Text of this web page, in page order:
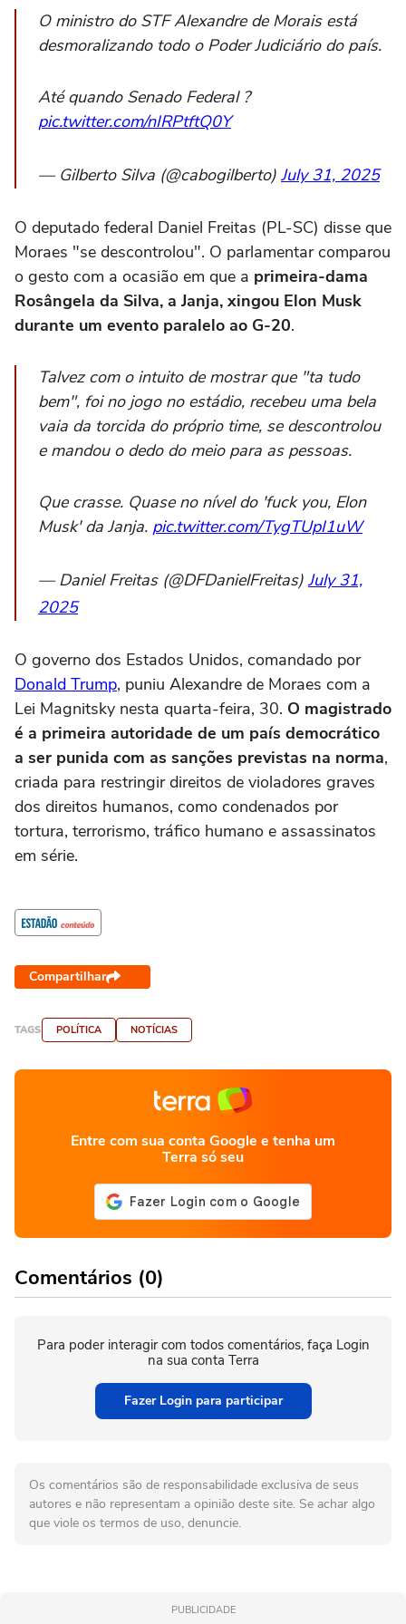
O ministro do STF Alexandre de Morais está
desmoralizando todo o Poder Judiciário do país.
Até quando Senado Federal ?
pic.twitter.com/nIRPtftQ0Y
— Gilberto Silva (@cabogilberto) July 31, 2025
O deputado federal Daniel Freitas (PL-SC) disse que
Moraes "se descontrolou". O parlamentar comparou
o gesto com a ocasião em que a primeira-dama
Rosângela da Silva, a Janja, xingou Elon Musk
durante um evento paralelo ao G-20.
Talvez com o intuito de mostrar que "ta tudo
bem", foi no jogo no estádio, recebeu uma bela
vaia da torcida do próprio time, se descontrolou
e mandou o dedo do meio para as pessoas.
Que crasse. Quase no nível do 'fuck you, Elon
Musk' da Janja. pic.twitter.com/TygTUpI1uW
— Daniel Freitas (@DFDanielFreitas) July 31,
2025
O governo dos Estados Unidos, comandado por
Donald Trump, puniu Alexandre de Moraes com a
Lei Magnitsky nesta quarta-feira, 30. O magistrado
é a primeira autoridade de um país democrático
a ser punida com as sanções previstas na norma,
criada para restringir direitos de violadores graves
dos direitos humanos, como condenados por
tortura, terrorismo, tráfico humano e assassinatos
em série.
Compartilhar
TAGS POLÍTICA NOTÍCIAS
Entre com sua conta Google e tenha um
Terra só seu
Comentários (0)
Para poder interagir com todos comentários, faça Login
na sua conta Terra
Fazer Login para participar
Os comentários são de responsabilidade exclusiva de seus
autores e não representam a opinião deste site. Se achar algo
que viole os termos de uso, denuncie.
PUBLICIDADE